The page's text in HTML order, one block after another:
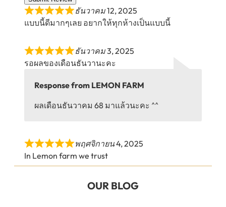
ธันวาคม 12, 2025
แบบนี้ดีมากๆเลย อยากให้ทุกห้างเป็นแบบนี้
ธันวาคม 3, 2025
รอผลของเดือนธันวานะคะ
Response from LEMON FARM
ผลเดือนธันวาคม 68 มาแล้วนะคะ ^^
พฤศจิกายน 4, 2025
In Lemon farm we trust
OUR BLOG